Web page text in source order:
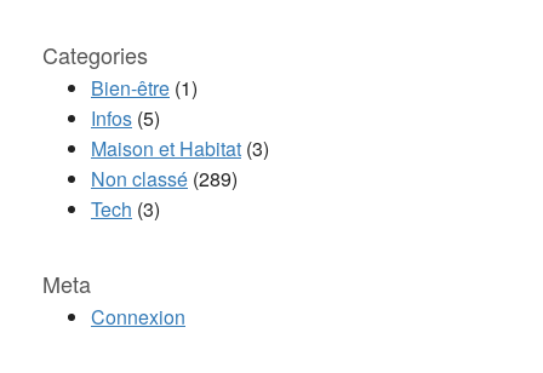
Categories
Bien-être (1)
Infos (5)
Maison et Habitat (3)
Non classé (289)
Tech (3)
Meta
Connexion